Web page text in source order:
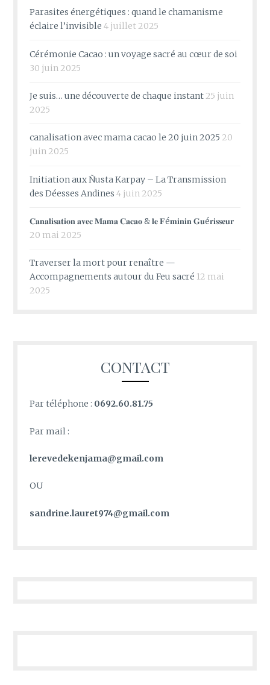
Parasites énergétiques : quand le chamanisme
éclaire l’invisible 4 juillet 2025
Cérémonie Cacao : un voyage sacré au cœur de soi
30 juin 2025
Je suis… une découverte de chaque instant 25 juin
2025
canalisation avec mama cacao le 20 juin 2025 20
juin 2025
Initiation aux Ñusta Karpay – La Transmission
des Déesses Andines 4 juin 2025
𝐂𝐚𝐧𝐚𝐥𝐢𝐬𝐚𝐭𝐢𝐨𝐧 𝐚𝐯𝐞𝐜 𝐌𝐚𝐦𝐚 𝐂𝐚𝐜𝐚𝐨 & 𝐥𝐞 𝐅é𝐦𝐢𝐧𝐢𝐧 𝐆𝐮é𝐫𝐢𝐬𝐬𝐞𝐮𝐫
20 mai 2025
Traverser la mort pour renaître —
Accompagnements autour du Feu sacré 12 mai
2025
CONTACT
Par téléphone : 0692.60.81.75
Par mail :
lerevedekenjama@gmail.com
OU
sandrine.lauret974@gmail.com